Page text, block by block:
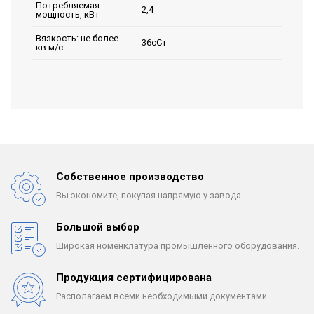
Потребляемая
мощность, кВт
2,4
Вязкость: не более
кв.м/с
36сСт
Собственное производство
Вы экономите, покупая напрямую у завода.
Большой выбор
Широкая номенклатура промышленного оборудования.
Продукция сертифицирована
Располагаем всеми необходимыми документами.